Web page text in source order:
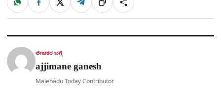
ಹಂಚಿಕೊಳ್ಳಿ
W
a
t
p
p
F
c
e
o
k
X T
l
e
a
m
ಲಿಂ
ಕ್
S
h
a
ಲೇಖಕರ ಬಗ್ಗೆ
ajjimane ganesh
Malenadu Today Contributor